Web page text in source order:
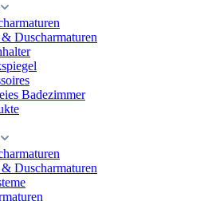
Duscharmaturen
Badezimmer
Duscharmaturen